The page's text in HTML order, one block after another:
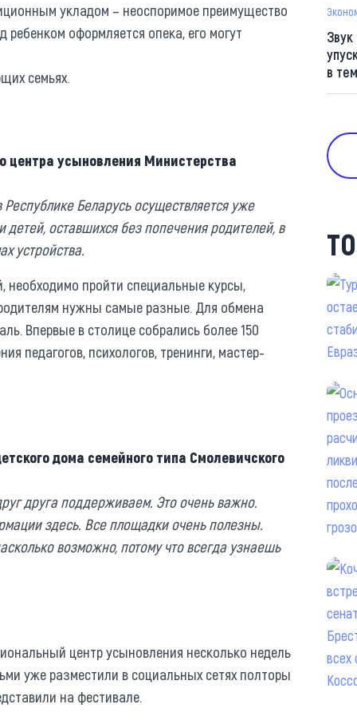
укладом – неоспоримое преимущество
оформляется опека, его могут
семьях.
центра усыновления Министерства
Беларусь осуществляется уже
детей, оставшихся без попечения родителей, в
устройства.
пройти специальные курсы,
нужны самые разные. Для обмена
Впервые в столице собрались более 150
педагогов, психологов, тренинги, мастер-
дома семейного типа Смолевичского
друга поддерживаем. Это очень важно.
здесь. Все площадки очень полезны.
возможно, потому что всегда узнаешь
центр усыновления несколько недель
уже разместили в социальных сетях полторы
на фестивале.
в